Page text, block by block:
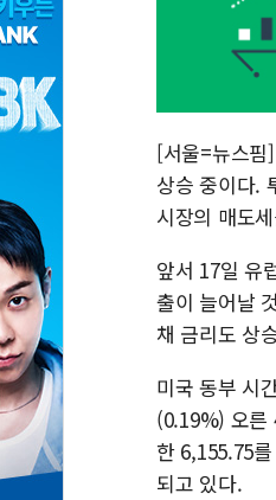
[서울=뉴스핌
상승 중이다.
시장의 매도
앞서 17일 유
출이 늘어날
채 금리도 상
미국 동부 시
(0.19%) 오른
한 6,155.75
되고 있다.